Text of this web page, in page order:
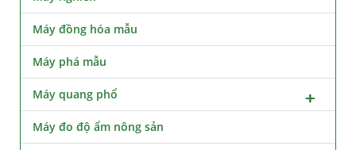
Máy đồng hóa mẫu
Máy phá mẫu
Máy quang phổ
Máy đo độ ẩm nông sản